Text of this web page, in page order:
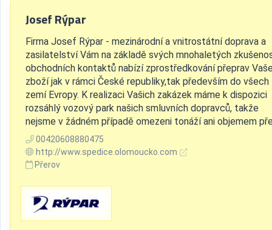
Josef Rýpar
Firma Josef Rýpar - mezinárodní a vnitrostátní doprava a
zasilatelství Vám na základě svých mnohaletých
obchodních kontaktů nabízí zprostředkování přeprav
zboží jak v rámci České republiky,tak především do všech
zemí Evropy. K realizaci Vašich zakázek máme k dispozici
rozsáhlý vozový park našich smluvních dopravců, takže
nejsme v žádném případě omezeni tonáží ani objemem
00420608880475
http://www.spedice.olomoucko.com
Přerov